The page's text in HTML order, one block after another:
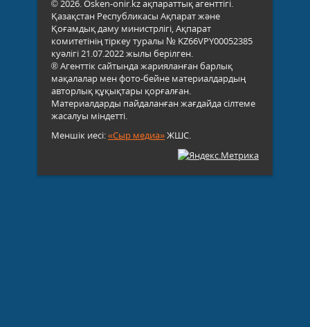
© 2026. Osken-onir.kz ақпараттық агенттігі.
Қазақстан Республикасы Ақпарат және
Қоғамдық даму министрлігі, Ақпарат
комитетінің тіркеу туралы № KZ66VPY00052385
куәлігі 21.07.2022 жылы берілген.
® Агенттік сайтында жарияланған барлық
мақалалар мен фото-бейне материалдардың
авторлық құқықтары қорғалған.
Материалдарды пайдаланған жағдайда сілтеме
жасалуы міндетті.
Меншік иесі:«Сыр медиа»ЖШС.